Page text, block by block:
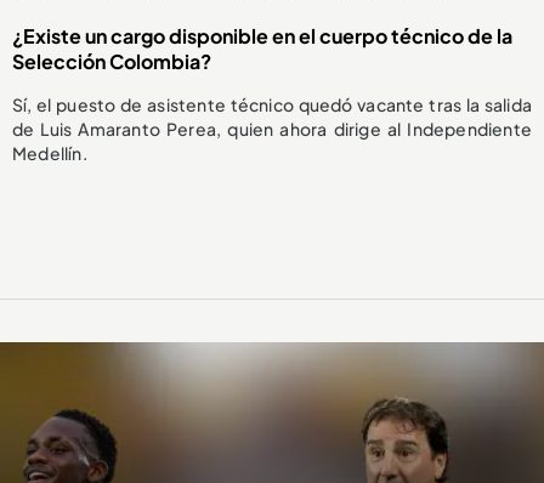
¿Existe un cargo disponible en el cuerpo técnico de la
Selección Colombia?
Sí, el puesto de asistente técnico quedó vacante tras la salida
de Luis Amaranto Perea, quien ahora dirige al Independiente
Medellín.